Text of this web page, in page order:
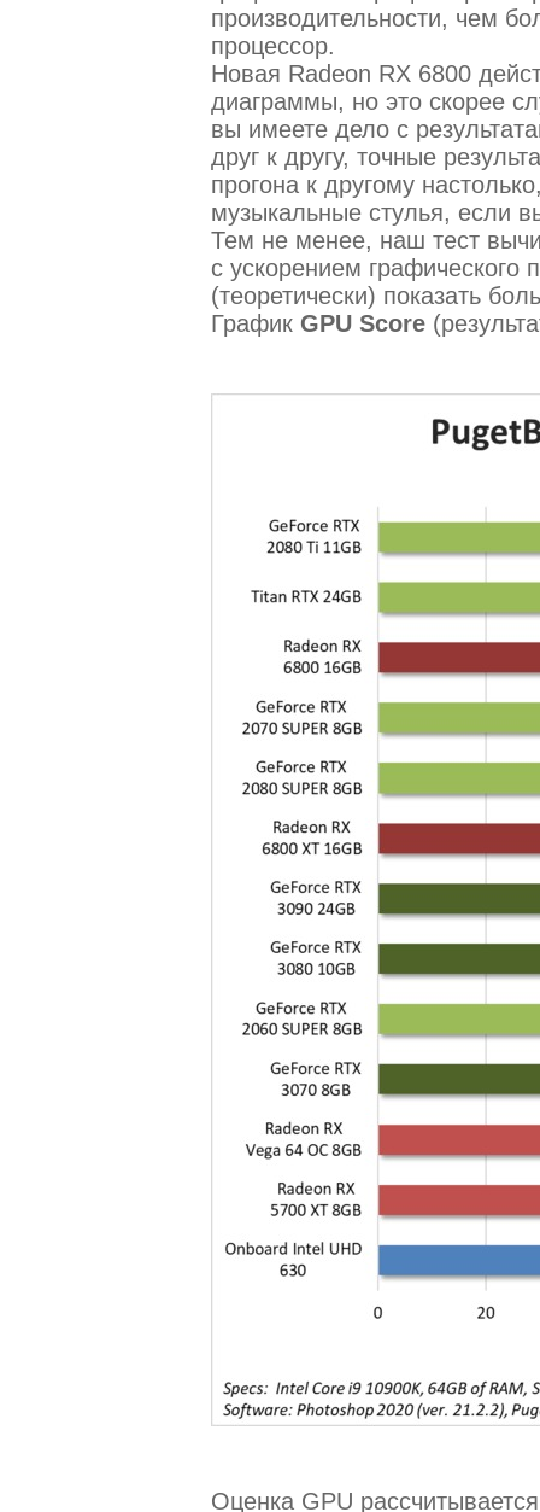
производительности, чем
процессор.
Новая Radeon RX 6800
диаграммы, но это скорее
вы имеете дело с
друг к другу, точные
прогона к другому
музыкальные стулья, если
Тем не менее, наш тест
с ускорением графического
(теоретически) показать
График GPU Score
Оценка GPU